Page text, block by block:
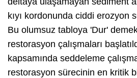
kıyı kordonunda ciddi erozyon
Bu olumsuz tabloya 'Dur'
restorasyon çalışmaları
kapsamında seddeleme
restorasyon sürecinin en kritik